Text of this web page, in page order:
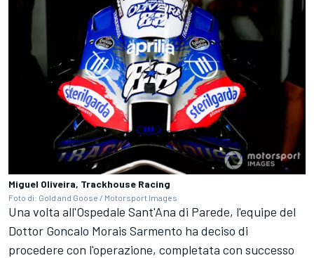
Miguel Oliveira, Trackhouse Racing
Foto di: Gold and Goose / Motorsport Images
Una volta all'Ospedale Sant'Ana di Parede, l'equipe del
Dottor Goncalo Morais Sarmento ha deciso di
procedere con l'operazione, completata con successo